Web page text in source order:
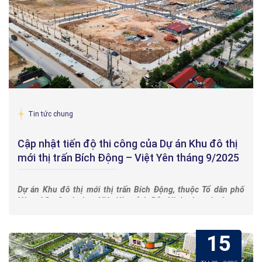
Tin tức chung
Cập nhật tiến độ thi công của Dự án Khu đô thị
mới thị trấn Bích Động – Việt Yên tháng 9/2025
Dự án Khu đô thị mới thị trấn Bích Động, thuộc Tổ dân phố
Hùng Lãm 3, phường Việt Yên, tỉnh Bắc Ninh, đang bước vào
Tiến độ thi công của Dự án đang diễn ra đúng kế hoạch, với
nhiều hạng mục đã hoàn thiện và một số hạng mục khác
đang được triển khai tích cực.
15